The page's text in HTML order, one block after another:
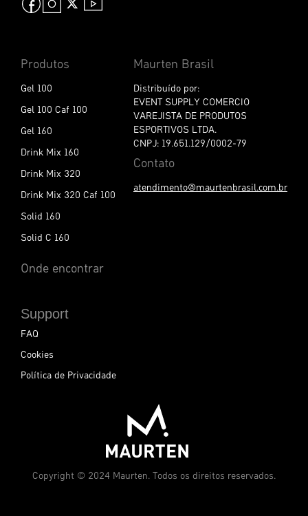
s
a
e
l
t
t
r
:
Produtos
Gel 100
Gel 100 Caf 100
Gel 160
Drink Mix 160
Drink Mix 320
Drink Mix 320 Caf 100
Solid 160
Solid C 160
Onde encontrar
Maurten Brasil
Distribuído por:
EVENT SUPPLY COMERCIO
VAREJISTA DE PRODUTOS
ESPORTIVOS LTDA.
CNPJ: 19.651.129/0002-79
Contato
atendimento@maurtenbrasil.com.br
Support
FAQ
Cookies
Política de Privacidade
Copyright © 2024 Maurten. Todos os direitos reservados.